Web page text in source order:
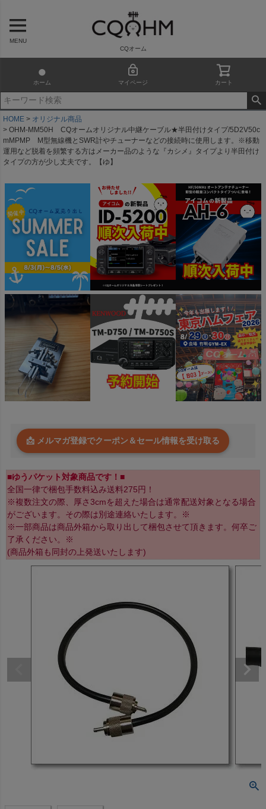
MENU
CQオーム
ホーム マイページ カート
HOME
オリジナル商品
OHM-MM50H CQオームオリジナル中継ケーブル★半田付けタイプ/5D2V50c
mMPMP M型無線機とSWR計やチューナーなどの接続時に使用します。※移動
運用など脱着を頻繁する方はメーカー品のような『カシメ』タイプより半田付け
タイプの方が少し丈夫です。【ゆ】
📩 メルマガ登録でクーポン＆セール情報を受け取る
■ゆうパケット対象商品です！■
全国一律で梱包手数料込み送料275円！
※複数注文の際、厚さ3cmを超えた場合は通常配送対象となる場合
がございます。その際は別途連絡いたします。※
※一部商品は商品外箱から取り出して梱包させて頂きます。何卒ご
了承ください。※
(商品外箱も同封の上発送いたします)